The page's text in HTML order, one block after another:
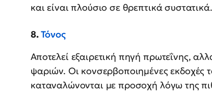
και είναι πλούσιο σε θρεπτικά συστατικά.
8.Τόνος
Αποτελεί εξαιρετική πηγή πρωτεΐνης,
ψαριών. Οι κονσερβοποιημένες εκδοχές
καταναλώνονται με προσοχή λόγω της